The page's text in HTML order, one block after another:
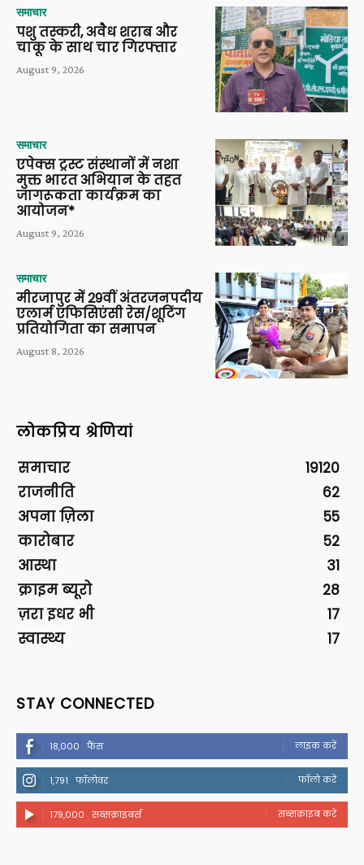
समाचार
पशु तस्करी, अवैध शराब और
चाकू के साथ चार गिरफ्तार
August 9, 2026
समाचार
एपेक्स ट्रस्ट संस्थानों में नशा
मुक्त भारत अभियान के तहत
जागरूकता कार्यक्रम का
आयोजन*
August 9, 2026
समाचार
मीरजापुर में 29वीं अंतरजनपदीय
एलार्म एफिसिएंसी रेस/शूटिंग
प्रतियोगिता का समापन
August 8, 2026
लोकप्रिय श्रेणियां
समाचार
19120
राजनीति
62
अपना ज़िला
55
कारोबार
52
आस्था
31
क्राइम ब्यूरो
28
ज़रा इधर भी
17
स्वास्थ्य
17
STAY CONNECTED
18,000 फैंस लाइक करें
1,791 फॉलोवर फॉलो करें
179,000 सब्सक्राइबर्स सब्सक्राइब करें